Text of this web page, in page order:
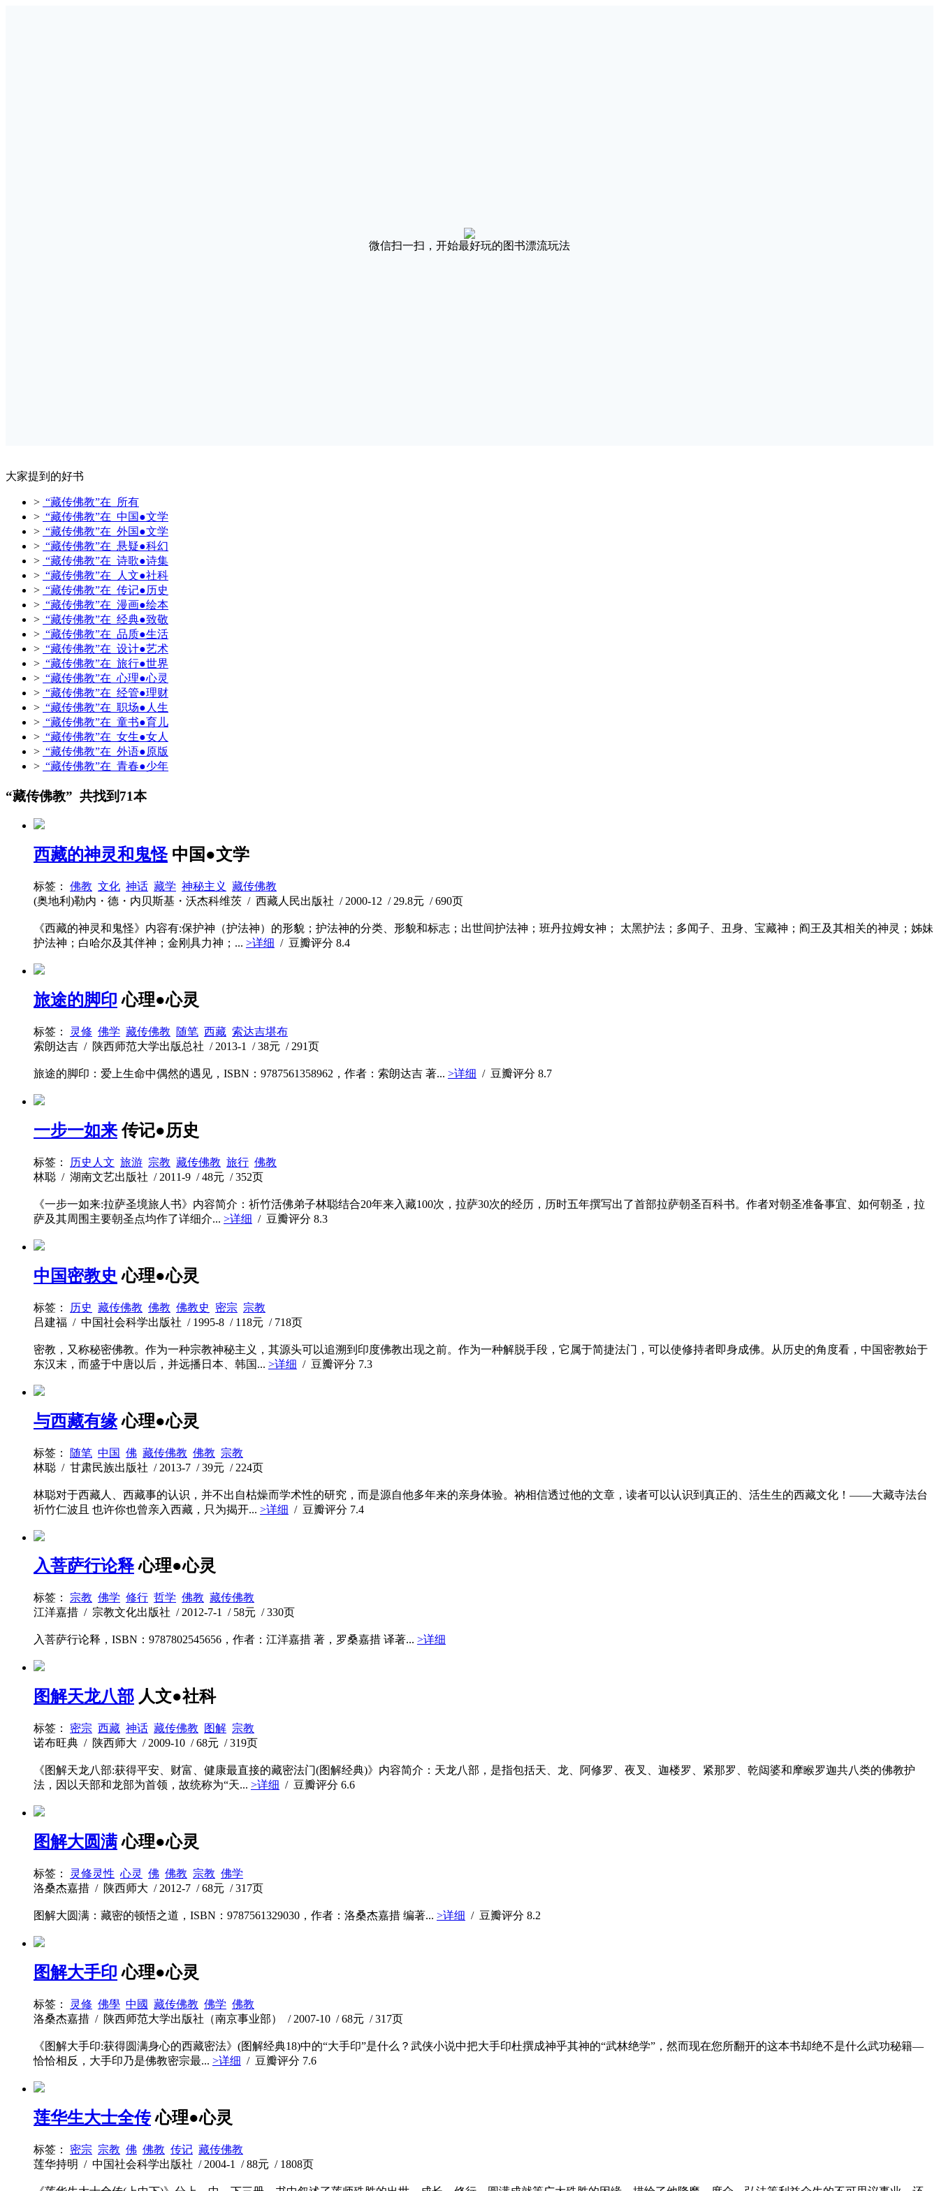
微信扫一扫，开始最好玩的图书漂流玩法
大家提到的好书
> “藏传佛教”在 所有
> “藏传佛教”在 中国●文学
> “藏传佛教”在 外国●文学
> “藏传佛教”在 悬疑●科幻
> “藏传佛教”在 诗歌●诗集
> “藏传佛教”在 人文●社科
> “藏传佛教”在 传记●历史
> “藏传佛教”在 漫画●绘本
> “藏传佛教”在 经典●致敬
> “藏传佛教”在 品质●生活
> “藏传佛教”在 设计●艺术
> “藏传佛教”在 旅行●世界
> “藏传佛教”在 心理●心灵
> “藏传佛教”在 经管●理财
> “藏传佛教”在 职场●人生
> “藏传佛教”在 童书●育儿
> “藏传佛教”在 女生●女人
> “藏传佛教”在 外语●原版
> “藏传佛教”在 青春●少年
“藏传佛教” 共找到71本
西藏的神灵和鬼怪 中国●文学
标签： 佛教 文化 神话 藏学 神秘主义
藏传佛教
(奥地利)勒内・德・内贝斯基・沃杰科维茨 / 西藏人民出版社 / 2000-12 / 29.8元 / 690页
《西藏的神灵和鬼怪》内容有:保护神（护法神）的形貌；护法神的分类、形貌和标志；出世间护法神；班丹拉姆女神； 太黑护法；多闻子、丑身、宝藏神；阎王及其相关的神灵；姊妹
护法神；白哈尔及其伴神；金刚具力神；... >详细 / 豆瓣评分 8.4
旅途的脚印 心理●心灵
标签： 灵修 佛学 藏传佛教 随笔 西藏 索达吉堪布
索朗达吉 / 陕西师范大学出版总社 / 2013-1 / 38元 / 291页
旅途的脚印：爱上生命中偶然的遇见，ISBN：9787561358962，作者：索朗达吉 著... >详细 / 豆瓣评分 8.7
一步一如来 传记●历史
标签： 历史人文 旅游 宗教 藏传佛教 旅行 佛教
林聪 / 湖南文艺出版社 / 2011-9 / 48元 / 352页
《一步一如来:拉萨圣境旅人书》内容简介：祈竹活佛弟子林聪结合20年来入藏100次，拉萨30次的经历，历时五年撰写出了首部拉萨朝圣百科书。作者对朝圣准备事宜、如何朝圣，拉
萨及其周围主要朝圣点均作了详细介... >详细 / 豆瓣评分 8.3
中国密教史 心理●心灵
标签： 历史 藏传佛教 佛教 佛教史 密宗 宗教
吕建福 / 中国社会科学出版社 / 1995-8 / 118元 / 718页
密教，又称秘密佛教。作为一种宗教神秘主义，其源头可以追溯到印度佛教出现之前。作为一种解脱手段，它属于简捷法门，可以使修持者即身成佛。从历史的角度看，中国密教始于
东汉末，而盛于中唐以后，并远播日本、韩国... >详细 / 豆瓣评分 7.3
与西藏有缘 心理●心灵
标签： 随笔 中国 佛 藏传佛教 佛教 宗教
林聪 / 甘肃民族出版社 / 2013-7 / 39元 / 224页
林聪对于西藏人、西藏事的认识，并不出自枯燥而学术性的研究，而是源自他多年来的亲身体验。衲相信透过他的文章，读者可以认识到真正的、活生生的西藏文化！——大藏寺法台
祈竹仁波且 也许你也曾亲入西藏，只为揭开... >详细 / 豆瓣评分 7.4
入菩萨行论释 心理●心灵
标签： 宗教 佛学 修行 哲学 佛教 藏传佛教
江洋嘉措 / 宗教文化出版社 / 2012-7-1 / 58元 / 330页
入菩萨行论释，ISBN：9787802545656，作者：江洋嘉措 著，罗桑嘉措 译著... >详细
图解天龙八部 人文●社科
标签： 密宗 西藏 神话 藏传佛教 图解 宗教
诺布旺典 / 陕西师大 / 2009-10 / 68元 / 319页
《图解天龙八部:获得平安、财富、健康最直接的藏密法门(图解经典)》内容简介：天龙八部，是指包括天、龙、阿修罗、夜叉、迦楼罗、紧那罗、乾闼婆和摩睺罗迦共八类的佛教护
法，因以天部和龙部为首领，故统称为“天... >详细 / 豆瓣评分 6.6
图解大圆满 心理●心灵
标签： 灵修灵性 心灵 佛 佛教 宗教 佛学
洛桑杰嘉措 / 陕西师大 / 2012-7 / 68元 / 317页
图解大圆满：藏密的顿悟之道，ISBN：9787561329030，作者：洛桑杰嘉措 编著... >详细 / 豆瓣评分 8.2
图解大手印 心理●心灵
标签： 灵修 佛學 中國 藏传佛教 佛学 佛教
洛桑杰嘉措 / 陕西师范大学出版社（南京事业部） / 2007-10 / 68元 / 317页
《图解大手印:获得圆满身心的西藏密法》(图解经典18)中的“大手印”是什么？武侠小说中把大手印杜撰成神乎其神的“武林绝学”，然而现在您所翻开的这本书却绝不是什么武功秘籍—
恰恰相反，大手印乃是佛教密宗最... >详细 / 豆瓣评分 7.6
莲华生大士全传 心理●心灵
标签： 密宗 宗教 佛 佛教 传记 藏传佛教
莲华持明 / 中国社会科学出版社 / 2004-1 / 88元 / 1808页